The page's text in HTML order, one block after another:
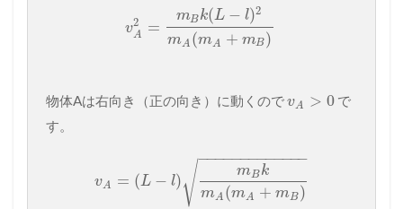
v2
A =
mBk(L − l)2
mA (mA + mB)
物体Aは右向き（正の向き）に動くのでvA > 0 で
す。
vA = (L − l)
mBk
mA (mA + mB )
− −
−−−−−−−−−−−
√